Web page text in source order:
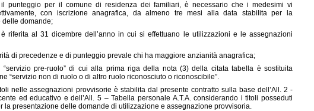
il punteggio per il comune di residenza dei familiari, è necessario che i medesimi vi
con iscrizione anagrafica, da almeno tre mesi alla data stabilita per la
delle domande;
è riferita al 31 dicembre dell’anno in cui si effettuano le utilizzazioni e le assegnazioni
di precedenze e di punteggio prevale chi ha maggiore anzianità anagrafica;
“servizio pre-ruolo” di cui alla prima riga della nota (3) della citata tabella è sostituita
“servizio non di ruolo o di altro ruolo riconosciuto o riconoscibile”.
assegnazioni provvisorie è stabilita dal presente contratto sulla base dell’All. 2 -
ed educativo e dell’All. 5 – Tabella personale A.T.A. considerando i titoli posseduti
la presentazione delle domande di utilizzazione e assegnazione provvisoria.